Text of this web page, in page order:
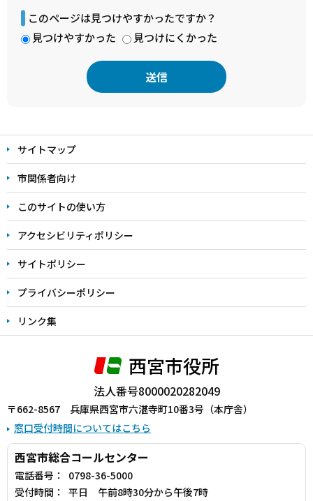
このページは見つけやすかったですか？
見つけやすかった
見つけにくかった
文
こ
こ
ま
サイトマップ
市関係者向け
このサイトの使い方
アクセシビリティポリシー
サイトポリシー
プライバシーポリシー
リンク集
西宮市役所
法人番号8000020282049
〒662-8567 兵庫県西宮市六湛寺町10番3号（本庁舎）
窓口受付時間についてはこちら
西宮市総合コールセンター
電話番号：
0798-36-5000
受付時間：
平日 午前8時30分から午後7時